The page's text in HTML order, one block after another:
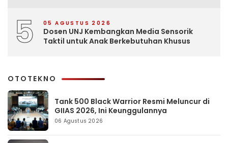
5 05 AGUSTUS 2026
Dosen UNJ Kembangkan Media Sensorik
Taktil untuk Anak Berkebutuhan Khusus
OTOTEKNO
Tank 500 Black Warrior Resmi Meluncur di
GIIAS 2026, Ini Keunggulannya
06 Agustus 2026